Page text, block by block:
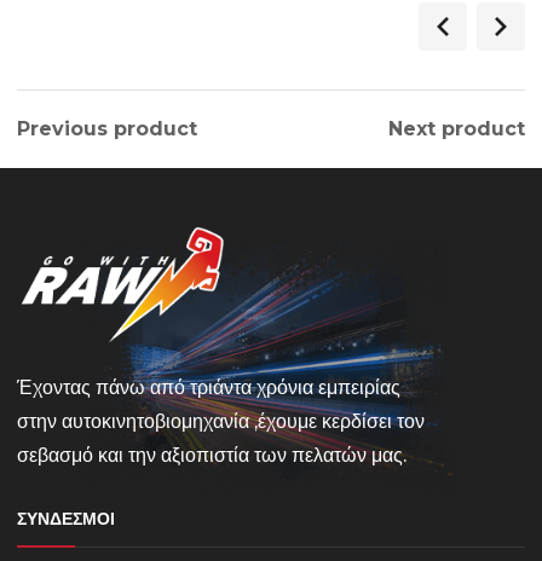
Previous product Next product
Έχοντας πάνω από τριάντα χρόνια εμπειρίας
στην αυτοκινητοβιομηχανία ,έχουμε κερδίσει τον
σεβασμό και την αξιοπιστία των πελατών μας.
ΣΎΝΔΕΣΜΟΙ